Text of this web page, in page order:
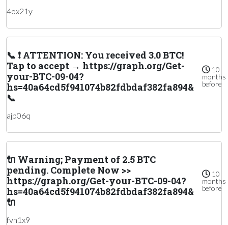
4ox21y
📞 ❗ ATTENTION: You received 3.0 BTC!
Tap to accept → https://graph.org/Get-
your-BTC-09-04?
hs=40a64cd5f941074b82fdbdaf382fa894&
📞
10
months
before
ajp06q
🔌 Warning; Payment of 2.5 BTC
pending. Complete Now >>
https://graph.org/Get-your-BTC-09-04?
hs=40a64cd5f941074b82fdbdaf382fa894&
🔌
10
months
before
fvn1x9